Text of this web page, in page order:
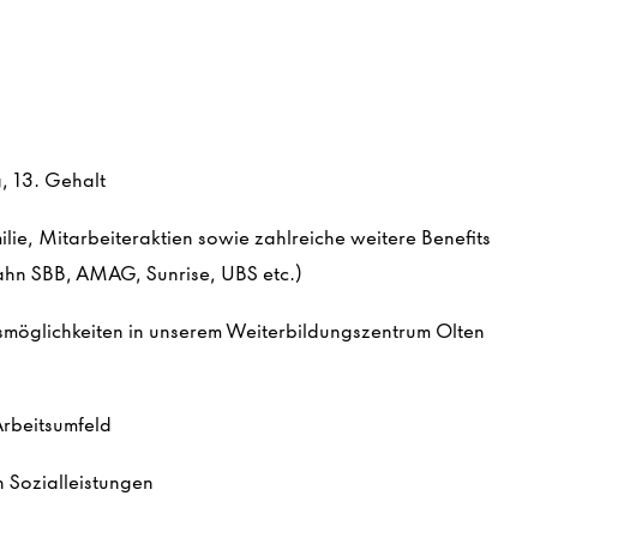
13. Gehalt
Mitarbeiteraktien sowie zahlreiche weitere Benefits
SBB, AMAG, Sunrise, UBS etc.​)
in unserem Weiterbildungszentrum Olten
Sozialleistungen